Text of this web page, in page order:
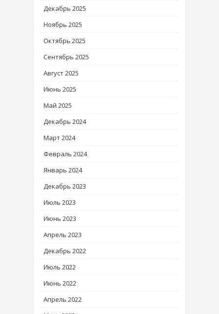
Декабрь 2025
Ноябрь 2025
Октябрь 2025
Сентябрь 2025
Август 2025
Июнь 2025
Май 2025
Декабрь 2024
Март 2024
Февраль 2024
Январь 2024
Декабрь 2023
Июль 2023
Июнь 2023
Апрель 2023
Декабрь 2022
Июль 2022
Июнь 2022
Апрель 2022